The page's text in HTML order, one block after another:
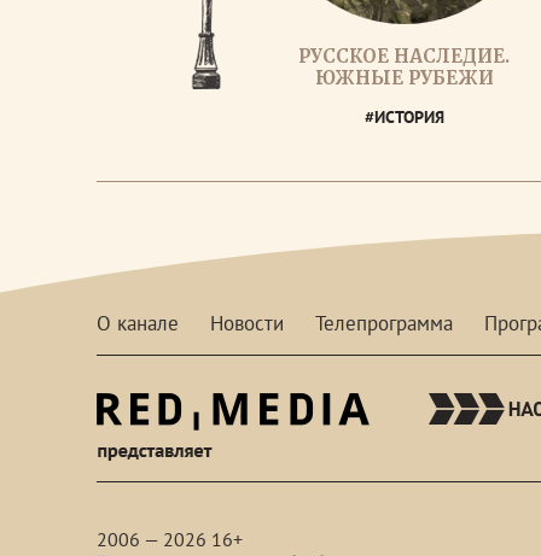
РУССКОЕ НАСЛЕДИЕ.
ЮЖНЫЕ РУБЕЖИ
#ИСТОРИЯ
О канале Новости Телепрограмма
2006 — 2026 16+